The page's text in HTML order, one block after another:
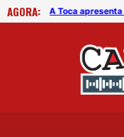
AGORA:
Operação Lei Seca revela dado preocupante sobre motoristas na PB